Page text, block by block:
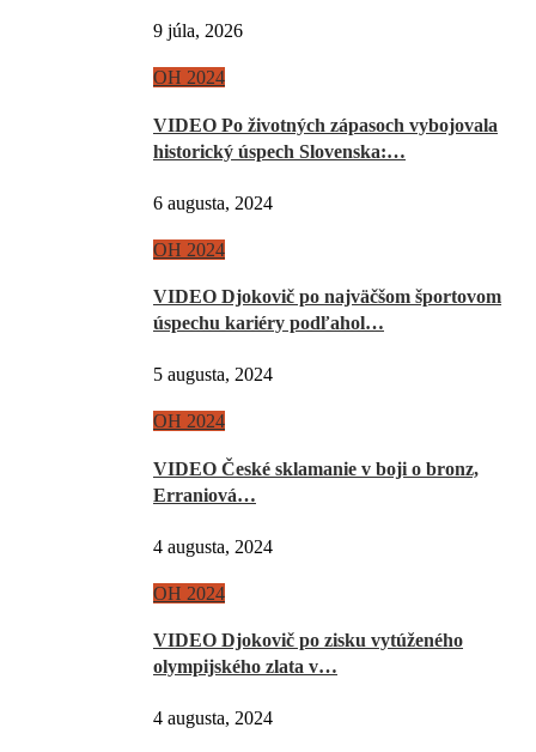
9 júla, 2026
OH 2024
VIDEO Po životných zápasoch vybojovala
historický úspech Slovenska:…
6 augusta, 2024
OH 2024
VIDEO Djokovič po najväčšom športovom
úspechu kariéry podľahol…
5 augusta, 2024
OH 2024
VIDEO České sklamanie v boji o bronz,
Erraniová…
4 augusta, 2024
OH 2024
VIDEO Djokovič po zisku vytúženého
olympijského zlata v…
4 augusta, 2024